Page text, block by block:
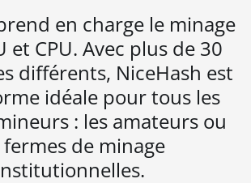
AntMiner
AntMiner
AntMiner
AntMiner
en charge le minage
et CPU. Avec plus de 30
différents, NiceHash est
idéale pour tous les
: les amateurs ou
fermes de minage